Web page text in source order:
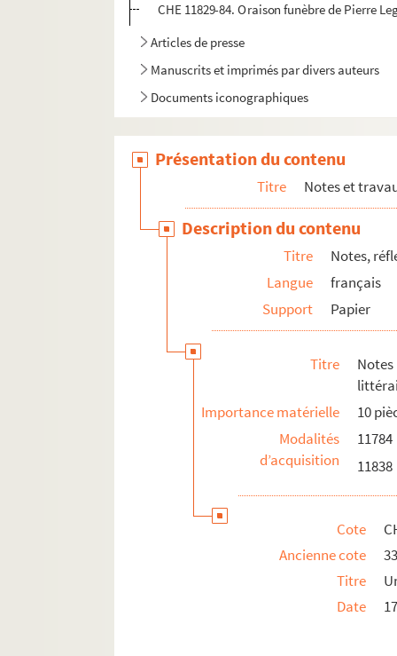
CHE 11829-84. Oraison funèbre de Pierre
Articles de presse
Manuscrits et imprimés par divers auteurs
Documents iconographiques
Présentation du contenu
Titre Notes et
Description du contenu
Titre
Notes,
Langue
français
Support
Papier
Titre
Importance matérielle
10
Modalités
d’acquisition
11784
11838
Cote
Ancienne cote
Titre
Date